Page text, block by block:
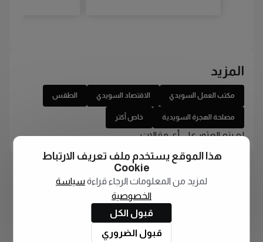
المزيد
مكتب العمل السويدي الاقتصاد السويدي الطقس
مصلحة الهجرة السويدية خاص أكتر
لم يتم العثور على أي مقالات
هذا الموقع يستخدم ملف تعريف الارتباط
Cookie
لمزيد من المعلومات الرجاء قراءة سياسة
الخصوصية
قبول الكل
قبول الضروري